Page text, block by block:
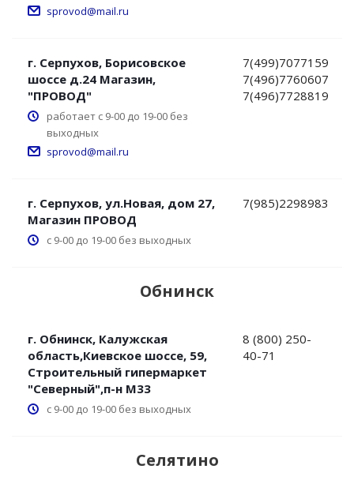
sprovod@mail.ru
г. Серпухов, Борисовское
шоссе д.24 Магазин,
"ПРОВОД"
работает с 9-00 до 19-00 без
выходных
sprovod@mail.ru
7(499)7077159
7(496)7760607
7(496)7728819
г. Серпухов, ул.Новая, дом 27,
Магазин ПРОВОД
с 9-00 до 19-00 без выходных
7(985)2298983
Обнинск
г. Обнинск, Калужская
область,Киевское шоссе, 59,
Строительный гипермаркет
"Северный",п-н М33
с 9-00 до 19-00 без выходных
8 (800) 250-
40-71
Селятино